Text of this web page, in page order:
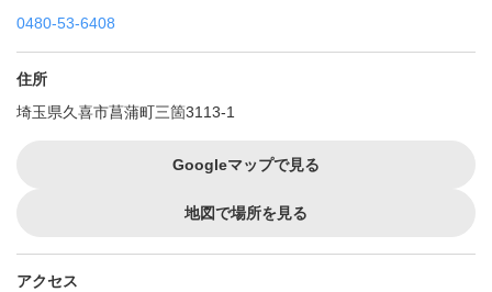
0480-53-6408
住所
埼玉県久喜市菖蒲町三箇3113-1
Googleマップで見る
地図で場所を見る
アクセス